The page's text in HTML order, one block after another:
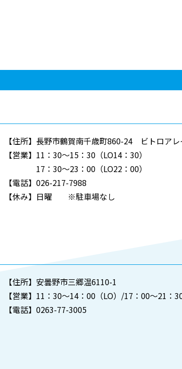
【住所】長野市鶴賀南千歳町860-24 ビトロア
【営業】11：30～15：30（LO14：30）
17：30～23：00（LO22：00）
【電話】026-217-7988
【休み】日曜 ※駐車場なし
【住所】安曇野市三郷温6110-1
【営業】11：30～14：00（LO）/17：00～21：
【電話】0263-77-3005